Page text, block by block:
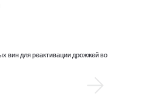
вин для реактивации дрожжей во